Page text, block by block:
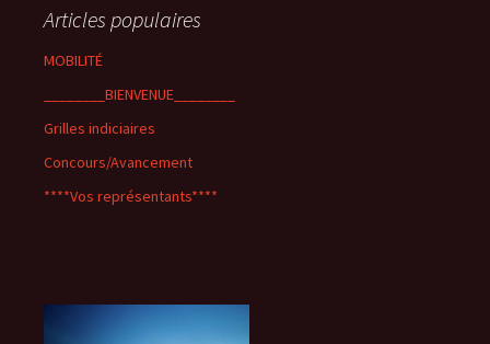
Articles populaires
MOBILITÉ
________BIENVENUE________
Grilles indiciaires
Concours/Avancement
****Vos représentants****